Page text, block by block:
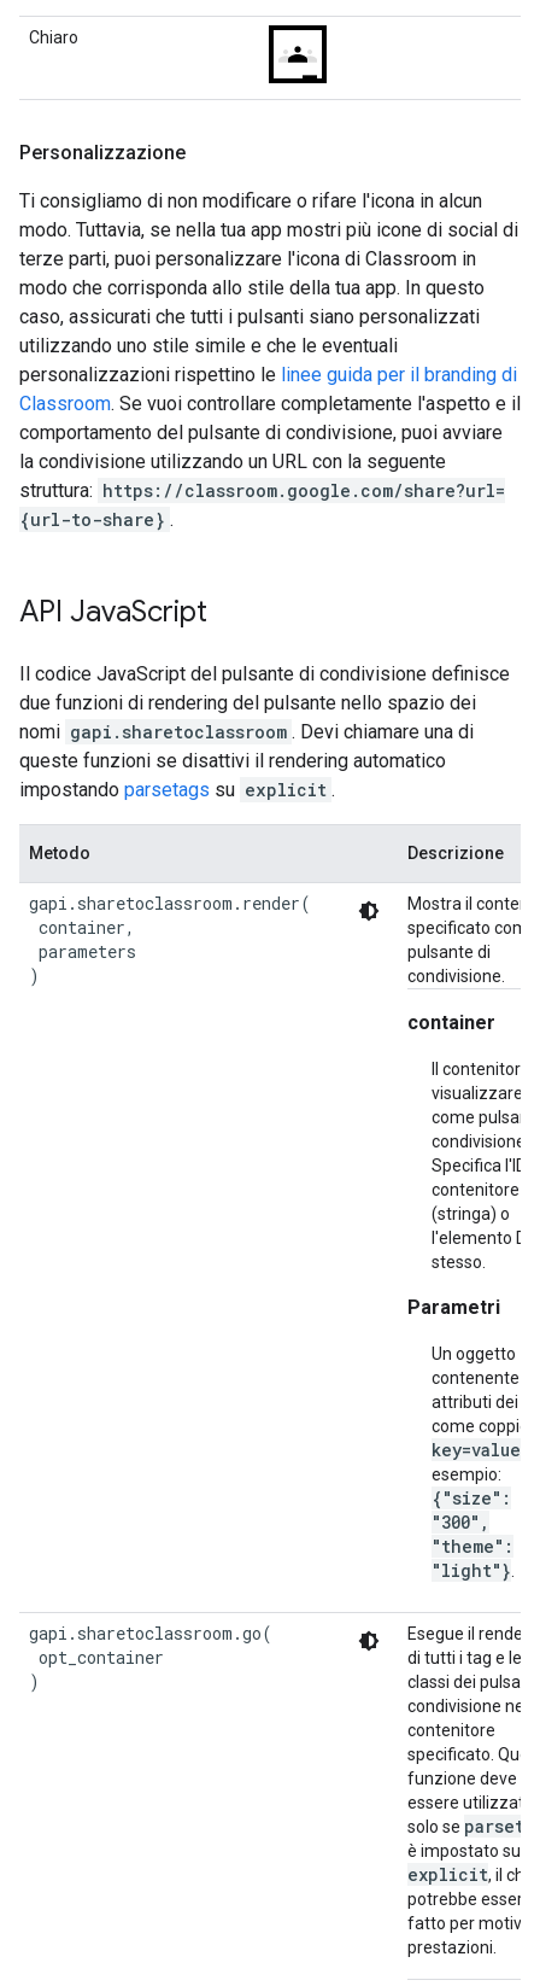
Chiaro
Personalizzazione
Ti consigliamo di non modificare o rifare l'icona in alcun
modo. Tuttavia, se nella tua app mostri più icone di social di
terze parti, puoi personalizzare l'icona di Classroom in
modo che corrisponda allo stile della tua app. In questo
caso, assicurati che tutti i pulsanti siano personalizzati
utilizzando uno stile simile e che le eventuali
personalizzazioni rispettino le linee guida per il branding di
Classroom. Se vuoi controllare completamente l'aspetto e il
comportamento del pulsante di condivisione, puoi avviare
la condivisione utilizzando un URL con la seguente
struttura: https://classroom.google.com/share?url=
{url-to-share} .
API JavaScript
Il codice JavaScript del pulsante di condivisione definisce
due funzioni di rendering del pulsante nello spazio dei
nomi gapi.sharetoclassroom . Devi chiamare una di
queste funzioni se disattivi il rendering automatico
impostando parsetags su explicit .
Metodo Descrizione
gapi.sharetoclassroom.render(
container,
parameters
)
Mostra il
specificato come
pulsante di
condivisione.
container
Il contenitore
visualizzare
come
condivisione.
Specifica l'ID
contenitore
(stringa) o
l'elemento
stesso.
Parametri
Un oggetto
contenente gli
attributi dei
come coppie
key=value
esempio:
{"size":
"300",
"theme":
"light"}
gapi.sharetoclassroom.go(
opt_container
)
Esegue il
di tutti i tag e le
classi dei
condivisione nel
contenitore
specificato.
funzione deve
essere utilizzata
solo se
è impostato su
explicit, il che
potrebbe essere
fatto per motivi
prestazioni.